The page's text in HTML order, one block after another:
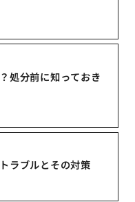
処分前に知っておき
ラブルとその対策